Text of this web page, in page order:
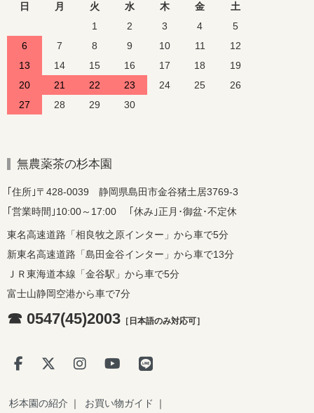
無農薬茶の杉本園
｢住所｣〒428-0039 静岡県島田市金谷猪土居3769-3
｢営業時間｣10:00～17:00 ｢休み｣正月･御盆･不定休
東名高速道路「相良牧之原インター」から車で5分
新東名高速道路「島田金谷インター」から車で13分
ＪＲ東海道本線「金谷駅」から車で5分
富士山静岡空港から車で7分
☎ 0547(45)2003 ［日本語のみ対応可］
日
月 火 水 木 金
土
1
2 3 4
5
6
7 8 9 10 11
12
13
14 15 16 17 18
19
20
21 22 23 24 25
26
27
28 29 30
杉本園の紹介 ｜ お買い物ガイド ｜